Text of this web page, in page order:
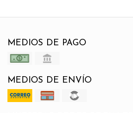
MEDIOS DE PAGO
MEDIOS DE ENVÍO